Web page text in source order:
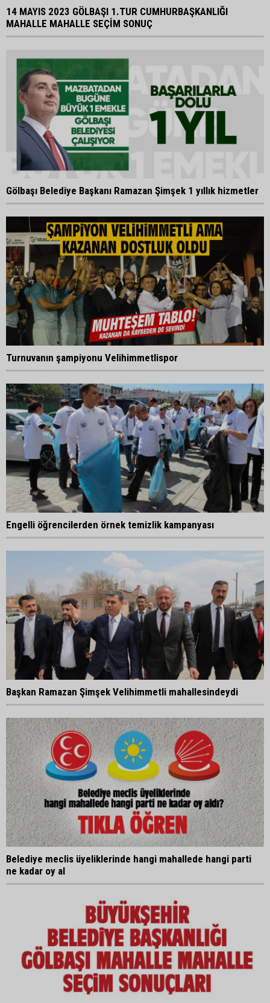
14 MAYIS 2023 GÖLBAŞI 1.TUR CUMHURBAŞKANLIĞI
MAHALLE MAHALLE SEÇİM SONUÇ
Gölbaşı Belediye Başkanı Ramazan Şimşek 1 yıllık hizmetler
Turnuvanın şampiyonu Velihimmetlispor
Engelli öğrencilerden örnek temizlik kampanyası
Başkan Ramazan Şimşek Velihimmetli mahallesindeydi
Belediye meclis üyeliklerinde hangi mahallede hangi parti
ne kadar oy al